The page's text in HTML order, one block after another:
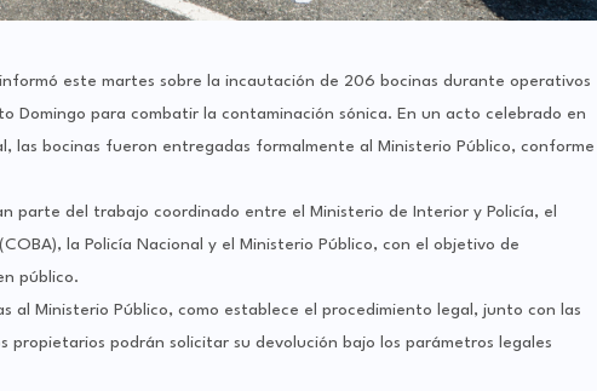
este martes sobre la incautación de 206 bocinas durante operativos
Domingo para combatir la contaminación sónica. En un acto celebrado en
las bocinas fueron entregadas formalmente al Ministerio Público, conforme
parte del trabajo coordinado entre el Ministerio de Interior y Policía, el
la Policía Nacional y el Ministerio Público, con el objetivo de
público.
al Ministerio Público, como establece el procedimiento legal, junto con las
propietarios podrán solicitar su devolución bajo los parámetros legales